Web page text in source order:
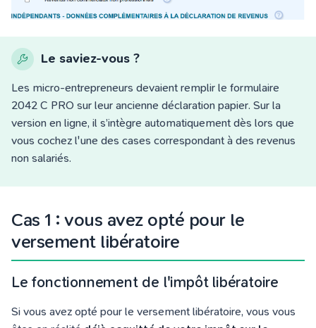
Le saviez-vous ?
Les micro-entrepreneurs devaient remplir le formulaire
2042 C PRO sur leur ancienne déclaration papier. Sur la
version en ligne, il s’intègre automatiquement dès lors que
vous cochez l'une des cases correspondant à des revenus
non salariés.
Cas 1 : vous avez opté pour le
versement libératoire
Le fonctionnement de l'impôt libératoire
Si vous avez opté pour le versement libératoire, vous vous